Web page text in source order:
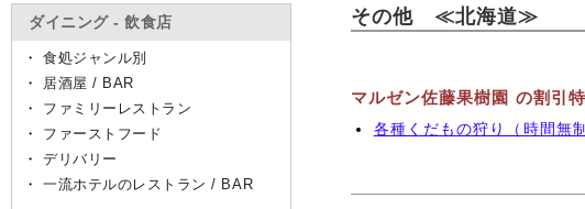
ダイニング - 飲食店
・食処ジャンル別
・
居酒屋 / BAR
・ ファミリーレストラン
・ ファーストフード
・デリバリー
・一流ホテルのレストラン / BAR
その他≪北海道≫
マルゼン佐藤果樹園 の割引
各種くだもの狩り（時間無